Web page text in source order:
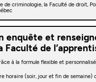
de criminologie, la Faculté de droit,
enquête et
Faculté de
à la formule flexible et
horaire (soir, jour et fin de semaine)